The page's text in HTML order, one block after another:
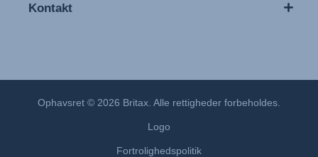
Kontakt
Ophavsret © 2026 Britax. Alle rettigheder forbeholdes.
Logo
Fortrolighedspolitik